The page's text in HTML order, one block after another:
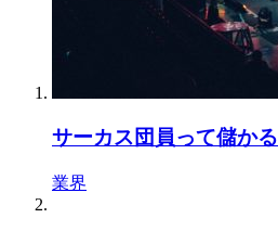
サーカス団員って儲か
業界